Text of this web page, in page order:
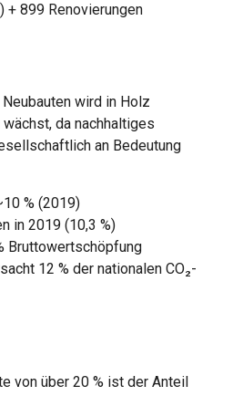
+ 899 Renovierungen
wird in Holz
da nachhaltiges
an Bedeutung
% (2019)
in 2019 (10,3 %)
Bruttowertschöpfung
12 % der nationalen CO₂-
von über 20 % ist der Anteil